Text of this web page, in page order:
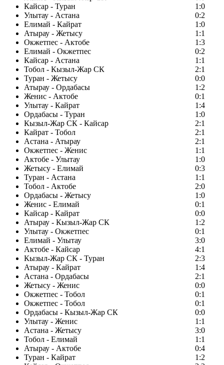
Кайсар - Туран
1:0
Улытау - Астана
0:2
Елимай - Кайрат
1:0
Атырау - Жетысу
1:1
Окжетпес - Актобе
1:3
Елимай - Окжетпес
0:2
Кайсар - Астана
1:1
Тобол - Кызыл-Жар СК
2:1
Туран - Жетысу
0:0
Атырау - Ордабасы
1:2
Женис - Актобе
0:1
Улытау - Кайрат
1:4
Ордабасы - Туран
1:0
Кызыл-Жар СК - Кайсар
2:1
Кайрат - Тобол
2:1
Астана - Атырау
2:1
Окжетпес - Женис
1:1
Актобе - Улытау
1:0
Жетысу - Елимай
0:3
Туран - Астана
1:1
Тобол - Актобе
2:0
Ордабасы - Жетысу
1:0
Женис - Елимай
0:1
Кайсар - Кайрат
0:0
Атырау - Кызыл-Жар СК
1:2
Улытау - Окжетпес
0:1
Елимай - Улытау
3:0
Актобе - Кайсар
4:1
Кызыл-Жар СК - Туран
2:3
Атырау - Кайрат
1:4
Астана - Ордабасы
2:1
Жетысу - Женис
0:0
Окжетпес - Тобол
0:1
Окжетпес - Тобол
0:1
Ордабасы - Кызыл-Жар СК
0:0
Улытау - Женис
1:1
Астана - Жетысу
3:0
Тобол - Елимай
1:1
Атырау - Актобе
0:4
Туран - Кайрат
1:2